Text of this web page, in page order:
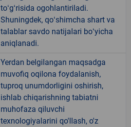
toʻgʻrisida ogohlantiriladi.
Shuningdek, qoʻshimcha shart va
talablar savdo natijalari boʻyicha
aniqlanadi.
Yerdan belgilangan maqsadga
muvofiq oqilona foydalanish,
tuproq unumdorligini oshirish,
ishlab chiqarishning tabiatni
muhofaza qiluvchi
texnologiyalarini qo'llash, o'z